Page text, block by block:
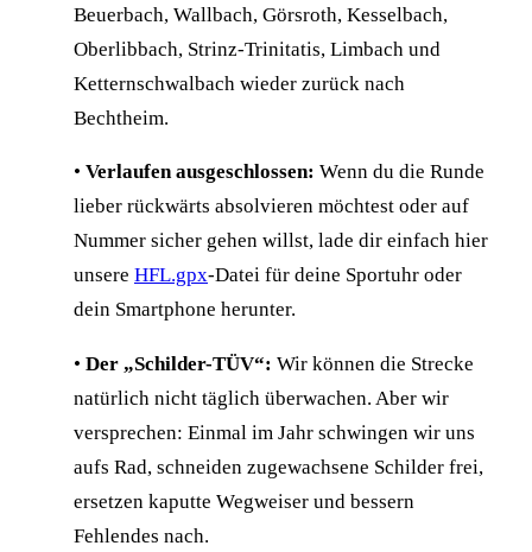
Beuerbach, Wallbach, Görsroth, Kesselbach,
Oberlibbach, Strinz-Trinitatis, Limbach und
Ketternschwalbach wieder zurück nach
Bechtheim.
• Verlaufen ausgeschlossen: Wenn du die Runde
lieber rückwärts absolvieren möchtest oder auf
Nummer sicher gehen willst, lade dir einfach hier
unsere HFL.gpx-Datei für deine Sportuhr oder
dein Smartphone herunter.
• Der „Schilder-TÜV“: Wir können die Strecke
natürlich nicht täglich überwachen. Aber wir
versprechen: Einmal im Jahr schwingen wir uns
aufs Rad, schneiden zugewachsene Schilder frei,
ersetzen kaputte Wegweiser und bessern
Fehlendes nach.